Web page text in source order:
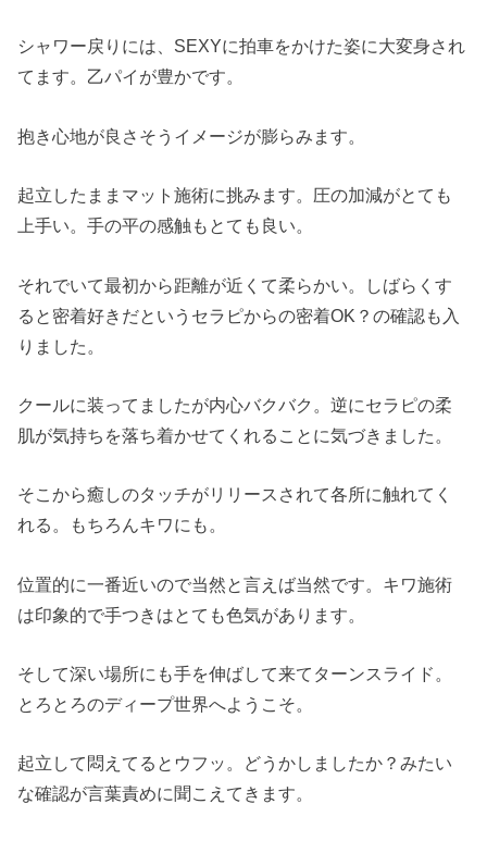
シャワー戻りには、SEXYに拍車をかけた姿に大変身され
てます。乙パイが豊かです。
抱き心地が良さそうイメージが膨らみます。
起立したままマット施術に挑みます。圧の加減がとても
上手い。手の平の感触もとても良い。
それでいて最初から距離が近くて柔らかい。しばらくす
ると密着好きだというセラピからの密着OK？の確認も入
りました。
クールに装ってましたが内心バクバク。逆にセラピの柔
肌が気持ちを落ち着かせてくれることに気づきました。
そこから癒しのタッチがリリースされて各所に触れてく
れる。もちろんキワにも。
位置的に一番近いので当然と言えば当然です。キワ施術
は印象的で手つきはとても色気があります。
そして深い場所にも手を伸ばして来てターンスライド。
とろとろのディープ世界へようこそ。
起立して悶えてるとウフッ。どうかしましたか？みたい
な確認が言葉責めに聞こえてきます。